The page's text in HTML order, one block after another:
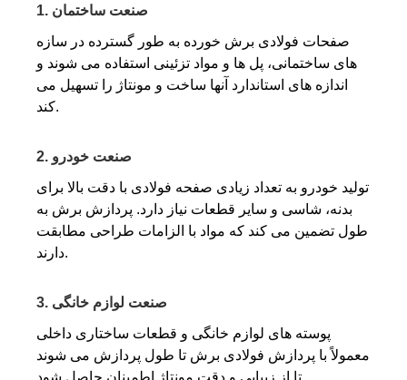
1. صنعت ساختمان
صفحات فولادی برش خورده به طور گسترده در سازه
های ساختمانی، پل ها و مواد تزئینی استفاده می شوند و
اندازه های استاندارد آنها ساخت و مونتاژ را تسهیل می
کند.
2. صنعت خودرو
تولید خودرو به تعداد زیادی صفحه فولادی با دقت بالا برای
بدنه، شاسی و سایر قطعات نیاز دارد. پردازش برش به
طول تضمین می کند که مواد با الزامات طراحی مطابقت
دارند.
3. صنعت لوازم خانگی
پوسته های لوازم خانگی و قطعات ساختاری داخلی
معمولاً با پردازش فولادی برش تا طول پردازش می شوند
تا از زیبایی و دقت مونتاژ اطمینان حاصل شود.